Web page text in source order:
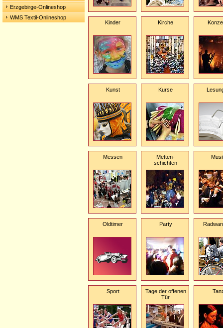
Erzgebirge-Onlineshop
WMS Textil-Onlineshop
Kinder Kirche
Kunst Kurse
Messen
Metten-
schichten
Oldtimer Party
Sport
Tage der offenen
Tür